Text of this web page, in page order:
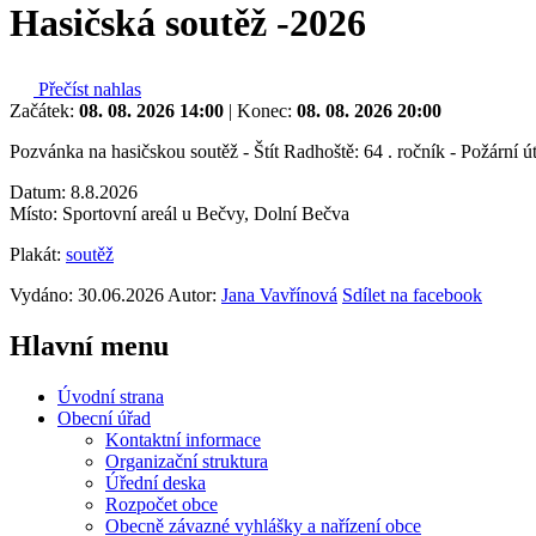
Hasičská soutěž -2026
Přečíst nahlas
Začátek: 08. 08. 2026 14:00 | Konec: 08. 08. 2026 20:00
Pozvánka na hasičskou soutěž - Štít Radhoště: 64 . ročník - Požární
Datum: 8.8.2026
Místo: Sportovní areál u Bečvy, Dolní Bečva
Plakát: soutěž
Vydáno: 30.06.2026 Autor: Jana Vavřínová Sdílet na facebook
Hlavní menu
Úvodní strana
Obecní úřad
Kontaktní informace
Organizační struktura
Úřední deska
Rozpočet obce
Obecně závazné vyhlášky a nařízení obce